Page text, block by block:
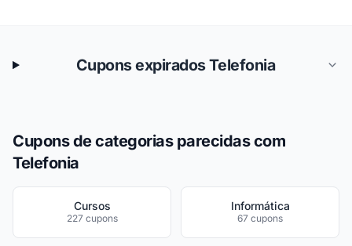
Cupons expirados Telefonia
Cupons de categorias parecidas com
Telefonia
Cursos
227 cupons
Informática
67 cupons